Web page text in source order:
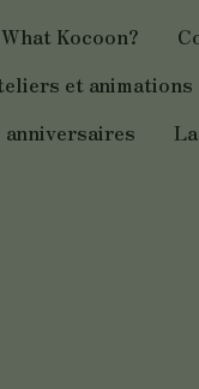
What Kocoon?
et animations
anniversaires